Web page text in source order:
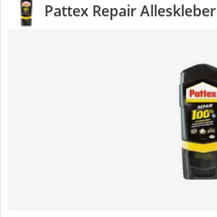
Pattex Repair Alleskleber